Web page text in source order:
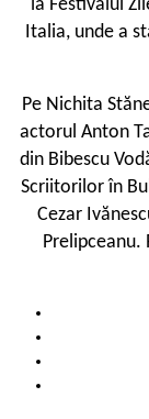
la Festivalul
Italia, unde a
Pe Nichita
actorul Anton
din Bibescu
Scriitorilor în
Cezar
Prelipceanu.